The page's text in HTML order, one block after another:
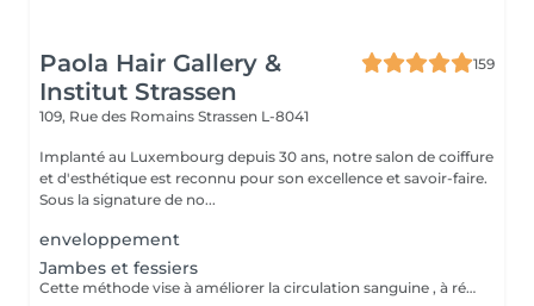
Paola Hair Gallery &
Institut Strassen
159
109, Rue des Romains Strassen L-8041
Implanté au Luxembourg depuis 30 ans, notre salon de coiffure
et d'esthétique est reconnu pour son excellence et savoir-faire.
Sous la signature de no...
enveloppement
Jambes et fessiers
Cette méthode vise à améliorer la circulation sanguine , à réduire la cellulite , à favoriser le drainage lymphatique et à détendre les muscles . Elle peut également contribuer à la réduction du stress et à l'amélioration de la texture de la peau.